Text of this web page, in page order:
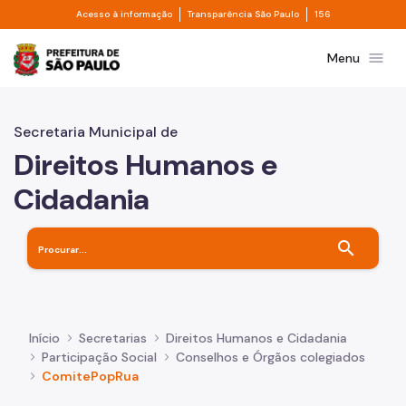
Pular para o Conteúdo principal
Acesso à informação Divisor de acesso à informação
Transparência São Paulo Divisor de
156
Prefeitura de São PauloMenu menu
Secretaria Municipal de
Direitos Humanos e
Cidadania
search
Início Secretarias
Direitos Humanos e Cidadania
Participação Social
Conselhos e Órgãos colegiados
ComitePopRua